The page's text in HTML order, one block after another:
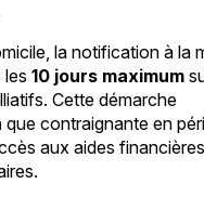
la notification à la
les 10 jours maximum
Cette démarche
que contraignante en
aux aides